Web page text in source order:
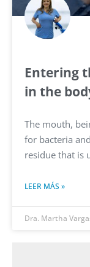
Entering
in the
The mouth,
for bacteria
residue that is
LEER MÁS »
Dra. Martha